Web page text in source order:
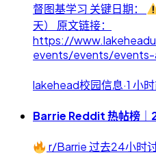
督图基学习 关键日期：
天） 原文链接：
https://
events/events/
lakehead校园信息·1 小
Barrie Reddit 热帖榜｜
r/Barrie 过去24小时